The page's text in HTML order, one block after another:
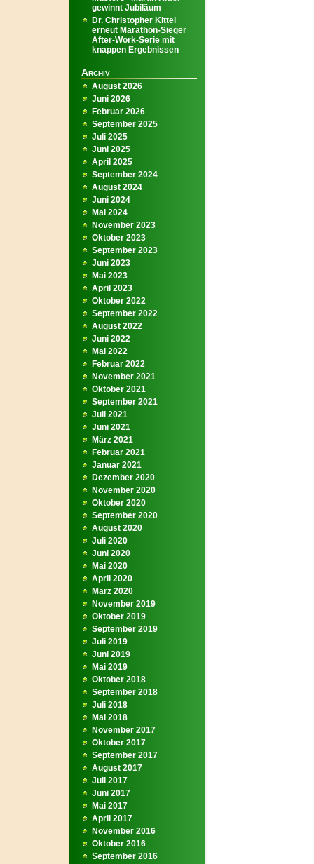
gewinnt Jubiläum
Dr. Christopher Kittel
erneut Marathon-Sieger
After-Work-Serie mit
knappen Ergebnissen
Archiv
August 2026
Juni 2026
Februar 2026
September 2025
Juli 2025
Juni 2025
April 2025
September 2024
August 2024
Juni 2024
Mai 2024
November 2023
Oktober 2023
September 2023
Juni 2023
Mai 2023
April 2023
Oktober 2022
September 2022
August 2022
Juni 2022
Mai 2022
Februar 2022
November 2021
Oktober 2021
September 2021
Juli 2021
Juni 2021
März 2021
Februar 2021
Januar 2021
Dezember 2020
November 2020
Oktober 2020
September 2020
August 2020
Juli 2020
Juni 2020
Mai 2020
April 2020
März 2020
November 2019
Oktober 2019
September 2019
Juli 2019
Juni 2019
Mai 2019
Oktober 2018
September 2018
Juli 2018
Mai 2018
November 2017
Oktober 2017
September 2017
August 2017
Juli 2017
Juni 2017
Mai 2017
April 2017
November 2016
Oktober 2016
September 2016